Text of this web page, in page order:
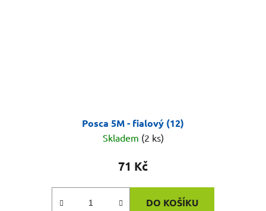
Posca 5M - fialový (12)
Skladem (2 ks)
71 Kč
DO KOŠÍKU